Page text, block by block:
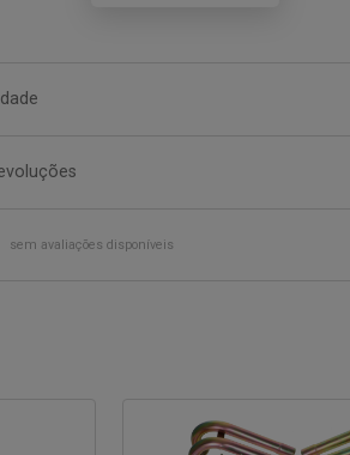
sem avaliações disponíveis